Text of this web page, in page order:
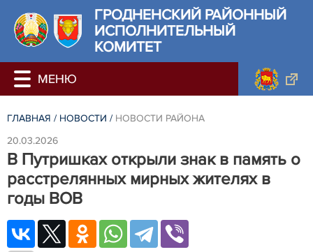
ГРОДНЕНСКИЙ РАЙОННЫЙ
ИСПОЛНИТЕЛЬНЫЙ
КОМИТЕТ
ГЛАВНАЯ / НОВОСТИ / НОВОСТИ РАЙОНА
20.03.2026
В Путришках открыли знак в память о
расстрелянных мирных жителях в
годы ВОВ